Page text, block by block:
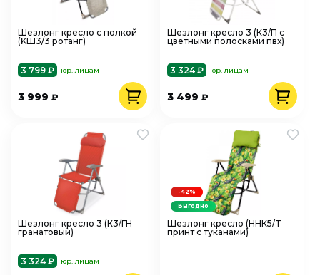
Шезлонг кресло с полкой
(KШ3/3 ротанг)
3 799 ₽ юр. лицам
3 999 ₽
Шезлонг кресло 3 (К3/П с
цветными полосками пвх)
3 324 ₽ юр. лицам
3 499₽
Шезлонг кресло 3 (К3/ГН
гранатовый)
3 324 ₽ юр. лицам
Шезлонг кресло (ННК5/T
принт с туканами)
-42%
Выгодно